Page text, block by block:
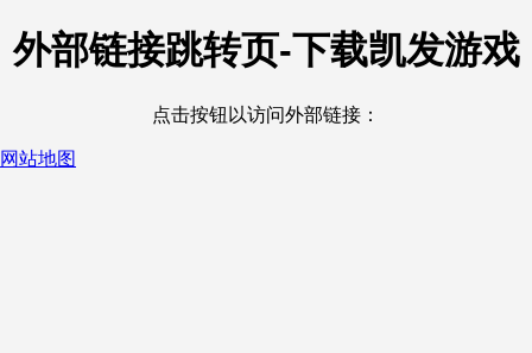
外部链接跳转页-下载凯发游戏
点击按钮以访问外部链接：
网站地图